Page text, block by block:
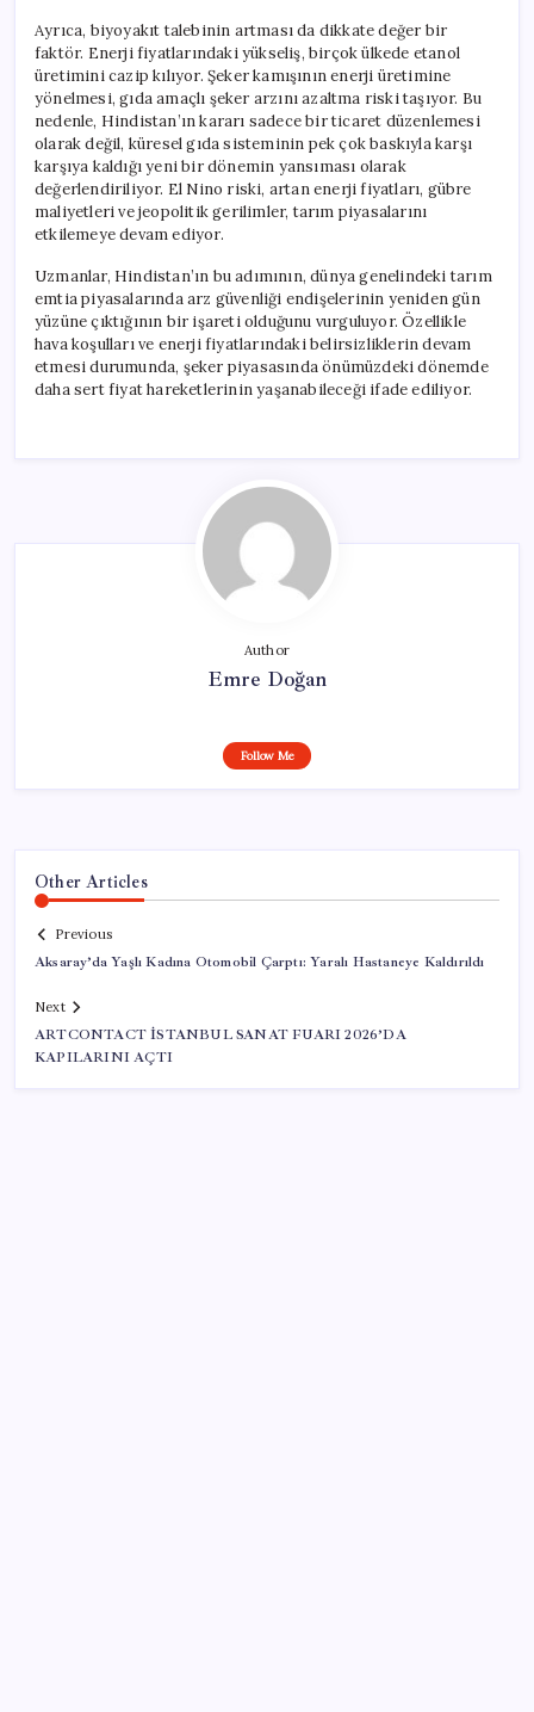
Ayrıca, biyoyakıt talebinin artması da dikkate değer bir
faktör. Enerji fiyatlarındaki yükseliş, birçok ülkede etanol
üretimini cazip kılıyor. Şeker kamışının enerji üretimine
yönelmesi, gıda amaçlı şeker arzını azaltma riski taşıyor. Bu
nedenle, Hindistan’ın kararı sadece bir ticaret düzenlemesi
olarak değil, küresel gıda sisteminin pek çok baskıyla karşı
karşıya kaldığı yeni bir dönemin yansıması olarak
değerlendiriliyor. El Nino riski, artan enerji fiyatları, gübre
maliyetleri ve jeopolitik gerilimler, tarım piyasalarını
etkilemeye devam ediyor.
Uzmanlar, Hindistan’ın bu adımının, dünya genelindeki tarım
emtia piyasalarında arz güvenliği endişelerinin yeniden gün
yüzüne çıktığının bir işareti olduğunu vurguluyor. Özellikle
hava koşulları ve enerji fiyatlarındaki belirsizliklerin devam
etmesi durumunda, şeker piyasasında önümüzdeki dönemde
daha sert fiyat hareketlerinin yaşanabileceği ifade ediliyor.
Author
Emre Doğan
Follow Me
Other Articles
Previous
Aksaray’da Yaşlı Kadına Otomobil Çarptı: Yaralı Hastaneye Kaldırıldı
Next
ARTCONTACT İSTANBUL SANAT FUARI 2026’DA
KAPILARINI AÇTI